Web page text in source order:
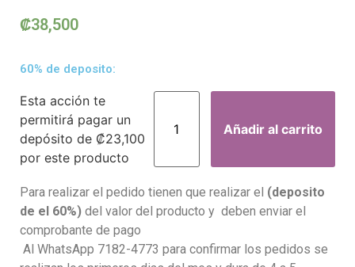
₡38,500
60% de deposito:
Esta acción te
permitirá pagar un
depósito de ₡23,100
por este producto
Añadir al carrito
Para realizar el pedido tienen que realizar el (deposito
de el 60%) del valor del producto y deben enviar el
comprobante de pago
Al WhatsApp 7182-4773 para confirmar los pedidos se